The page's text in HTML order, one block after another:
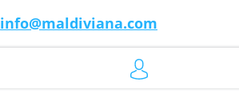
info@maldiviana.com